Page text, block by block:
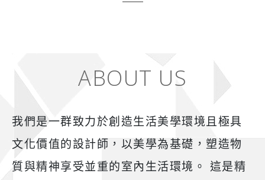
ABOUT US
我們是一群致力於創造生活美學環境且極具
文化價值的設計師，以美學為基礎，塑造物
質與精神享受並重的室內生活環境。 這是精